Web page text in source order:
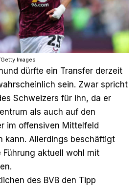
Images
dürfte ein Transfer derzeit
sein. Zwar spricht
Schweizers für ihn, da er
als auch auf den
im offensiven Mittelfeld
kann. Allerdings beschäftigt
aktuell wohl mit
des BVB den Tipp